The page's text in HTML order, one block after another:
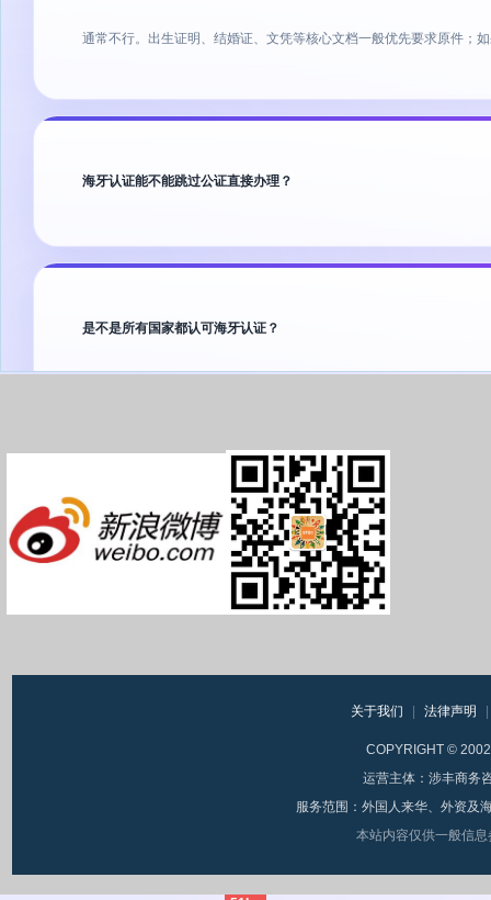
通常不行。出生证明、结婚证、文凭等核心文档一般优先要求原件；
海牙认证能不能跳过公证直接办理？
是不是所有国家都认可海牙认证？
关于我们 法律声明
COPYRIGHT ©
运营主体：涉丰商务
服务范围：外国人来华、外资及
本站内容仅供一般信